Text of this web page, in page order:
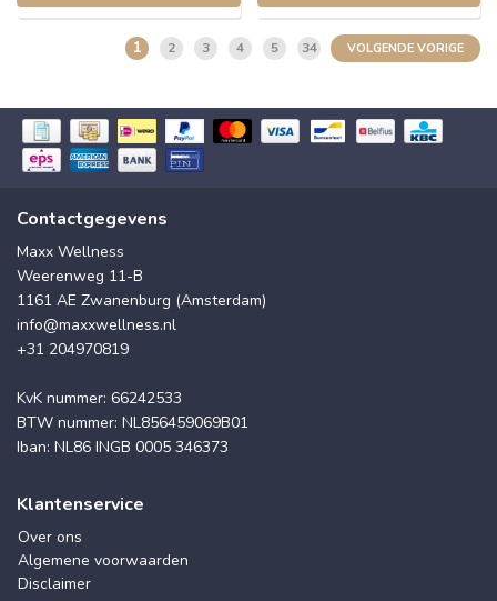
1 2 3 4 5 34 VOLGENDE VORIGE
Contactgegevens
Maxx Wellness
Weerenweg 11-B
1161 AE Zwanenburg (Amsterdam)
info@maxxwellness.nl
+31 204970819
KvK nummer: 66242533
BTW nummer: NL856459069B01
Iban: NL86 INGB 0005 346373
Klantenservice
Over ons
Algemene voorwaarden
Disclaimer